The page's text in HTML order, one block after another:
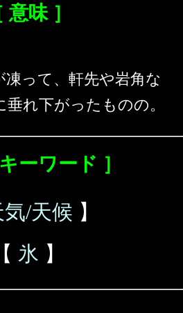
意味 ］
って、軒先や岩角な
れ下がったものの。
ーワード ］
気/天候 】
【 氷 】